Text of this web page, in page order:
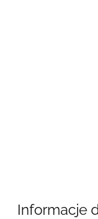
Informacje